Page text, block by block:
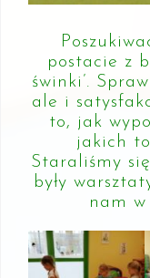
postacie z
świnki’.
ale i
to, jak
jakich
Staraliśmy
były
nam